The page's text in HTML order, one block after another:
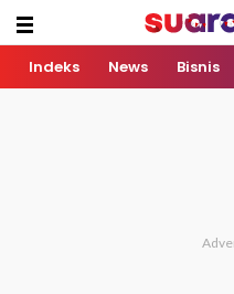
Indeks News Bisnis